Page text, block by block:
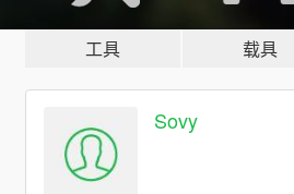
工具 载具
Sovy